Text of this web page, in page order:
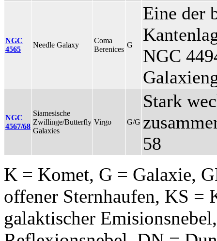
NGC
4565
Needle Galaxy
Coma
Berenices
G
Eine der
NGC
NGC
4567/68
Siamesische
Zwillinge/Butterfly
Galaxies
Virgo G/G
Stark
58
K = Komet, G = Galaxie,
offener Sternhaufen, KS =
galaktischer